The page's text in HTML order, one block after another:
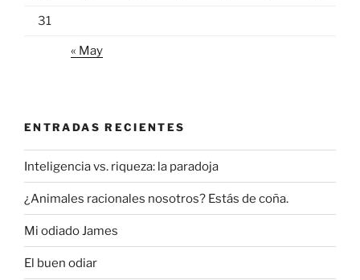
31
« May
ENTRADAS RECIENTES
Inteligencia vs. riqueza: la paradoja
¿Animales racionales nosotros? Estás de coña.
Mi odiado James
El buen odiar